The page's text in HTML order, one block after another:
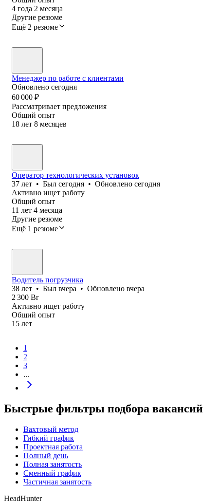
4 года 2 месяца
Другие резюме
Ещё 2 резюме
Менеджер по работе с клиентами
Обновлено сегодня
60 000 ₽
Рассматривает предложения
Общий опыт
18 лет 8 месяцев
Оператор технологических установок
37 лет • Был сегодня • Обновлено сегодня
Активно ищет работу
Общий опыт
11 лет 4 месяца
Другие резюме
Ещё 1 резюме
Водитель погрузчика
38 лет • Был вчера • Обновлено вчера
2 300 Br
Активно ищет работу
Общий опыт
15 лет
1
2
3
...
Быстрые фильтры подбора вакансий
Вахтовый метод
Гибкий график
Проектная работа
Полный день
Полная занятость
Сменный график
Частичная занятость
HeadHunter